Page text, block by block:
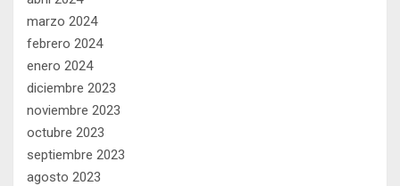
marzo 2024
febrero 2024
enero 2024
diciembre 2023
noviembre 2023
octubre 2023
septiembre 2023
agosto 2023